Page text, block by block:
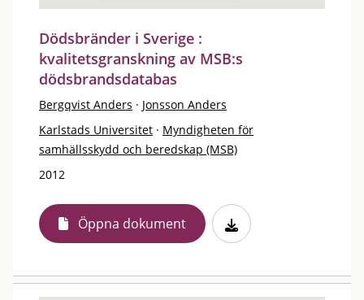
Dödsbränder i Sverige :
kvalitetsgranskning av MSB:s
dödsbrandsdatabas
Bergqvist Anders · Jonsson Anders
Karlstads Universitet · Myndigheten för
samhällsskydd och beredskap (MSB)
2012
Öppna dokument